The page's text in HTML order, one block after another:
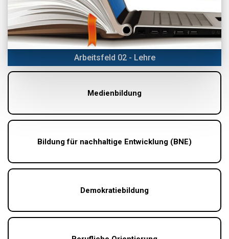
Arbeitsfeld 02 - Lehre
Medienbildung
Bildung für nachhaltige Entwicklung (BNE)
Demokratiebildung